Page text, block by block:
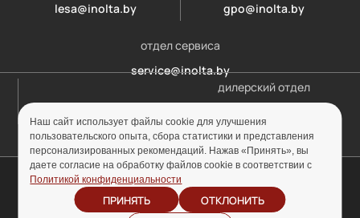
lesa@inolta.by
gpo@inolta.by
отдел сервиса
service@inolta.by
дилерский отдел
© ООО «Инолта» 2010-2026 г. УНП 691302759
Отзыв согласия на
Наш сайт использует файлы cookie для улучшения
пользовательского опыта, сбора статистики и представления
персонализированных рекомендаций. Нажав «Принять», вы
даете согласие на обработку файлов cookie в соответствии с
Политикой конфиденциальности
ПРИНЯТЬ ОТКЛОНИТЬ